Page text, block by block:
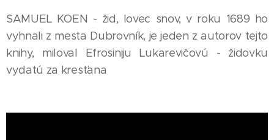
SAMUEL KOEN - žid, lovec snov, v roku 1689 ho
vyhnali z mesta Dubrovník, je jeden z autorov tejto
knihy, miloval Efrosiniju Lukarevičovú - židovku
vydatú za kresťana